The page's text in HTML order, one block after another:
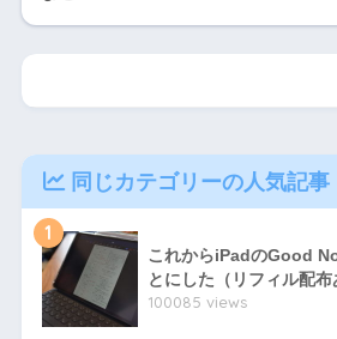
同じカテゴリーの人気記事
1
これからiPadのGood
とにした（リフィル配布
100085 views